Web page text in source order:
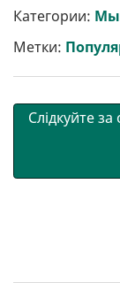
р
и
т
и
b
o
o
k
t
e
r
Категории: Мы
Метки:
Слідкуйте